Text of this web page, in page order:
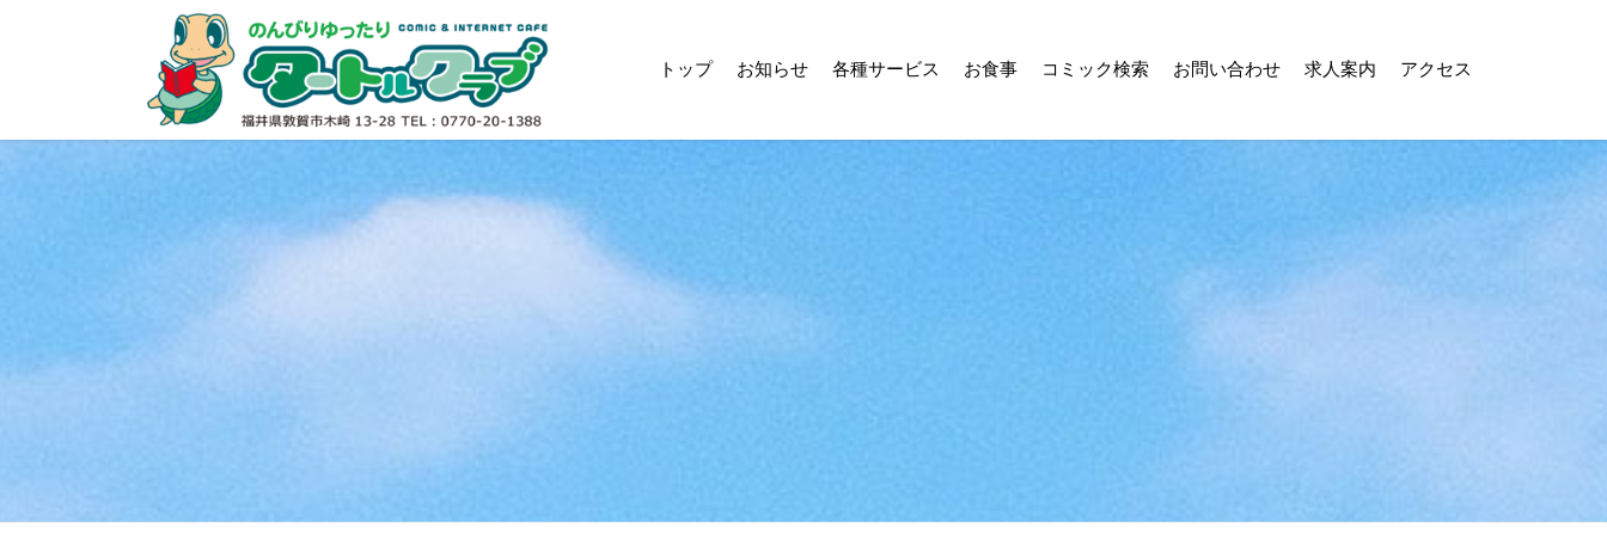
トップ お知らせ 各種サービス お食事 コミック検索 お問い合わせ 求人案内 アクセス